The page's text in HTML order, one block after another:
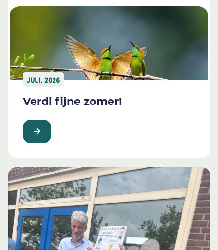
JULI, 2026
Verdi fijne zomer!